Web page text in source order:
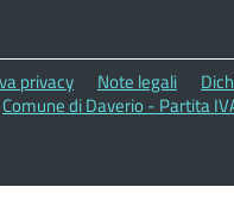
privacy Note legali
Comune di Daverio - Partita